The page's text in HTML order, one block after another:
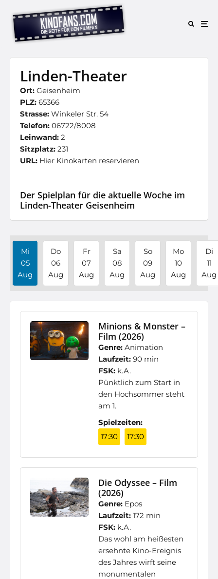
Linden-Theater
Ort: Geisenheim
PLZ: 65366
Strasse: Winkeler Str. 54
Telefon: 06722/8008
Leinwand: 2
Sitzplatz: 231
URL: Hier Kinokarten reservieren
Der Spielplan für die aktuelle Woche im
Linden-Theater Geisenheim
Mi
05
Aug
Do
06
Aug
Fr
07
Aug
Sa
08
Aug
So
09
Aug
Mo
10
Aug
Di
11
Aug
Minions & Monster –
Film (2026)
Genre: Animation
Laufzeit: 90 min
FSK: k.A.
Pünktlich zum Start in
den Hochsommer steht
am 1.
Spielzeiten:
17:30
17:30
Die Odyssee – Film
(2026)
Genre: Epos
Laufzeit: 172 min
FSK: k.A.
Das wohl am heißesten
ersehnte Kino-Ereignis
des Jahres wirft seine
monumentalen